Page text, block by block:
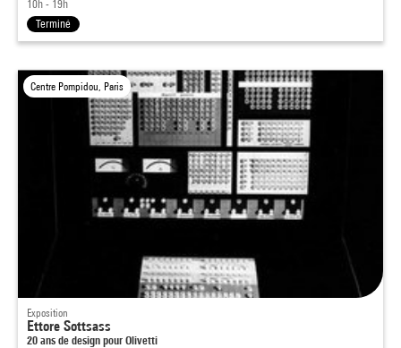
10h - 19h
Terminé
Centre Pompidou, Paris
Exposition
Ettore Sottsass
20 ans de design pour Olivetti